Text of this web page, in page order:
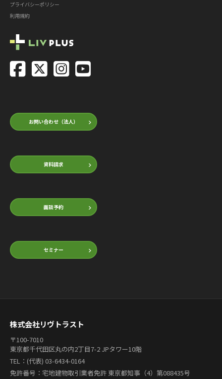
お問い合わせ（法人）
資料請求
面談予約
セミナー
プライバシーポリシー
利用規約
株式会社リヴトラスト
〒100-7010
東京都千代田区丸の内2丁目7-2 JPタワー10階
TEL：(代表) 03-6434-0164
免許番号：宅地建物取引業者免許 東京都知事（4）第088435号